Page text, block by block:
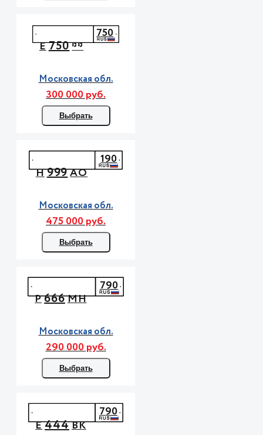
Е750**
750
Московская обл.
300 000 руб.
Выбрать
Н999АО
190
Московская обл.
475 000 руб.
Выбрать
Р666МН
790
Московская обл.
290 000 руб.
Выбрать
Е444ВК
790